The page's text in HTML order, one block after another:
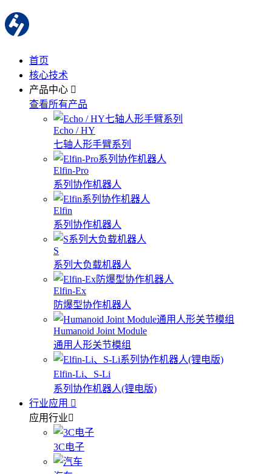
首页
核心技术
产品中心
查看所有产品
Echo / HY
七轴人形手臂系列
Elfin-Pro
系列协作机器人
Elfin
系列协作机器人
S
系列大负载机器人
Elfin-Ex
防爆型协作机器人
Humanoid Joint Module
通用人形关节模组
Elfin-Li、S-Li
系列协作机器人(锂电版)
行业应用
应用行业
3C电子